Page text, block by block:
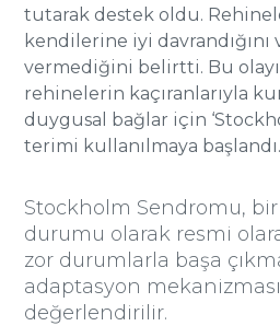
tutarak destek oldu.
kendilerine iyi davrandığını
vermediğini belirtti. Bu
rehinelerin kaçıranlarıyla
duygusal bağlar için
terimi kullanılmaya başlandı​​.
Stockholm Sendromu,
durumu olarak resmi
zor durumlarla başa
adaptasyon
değerlendirilir.